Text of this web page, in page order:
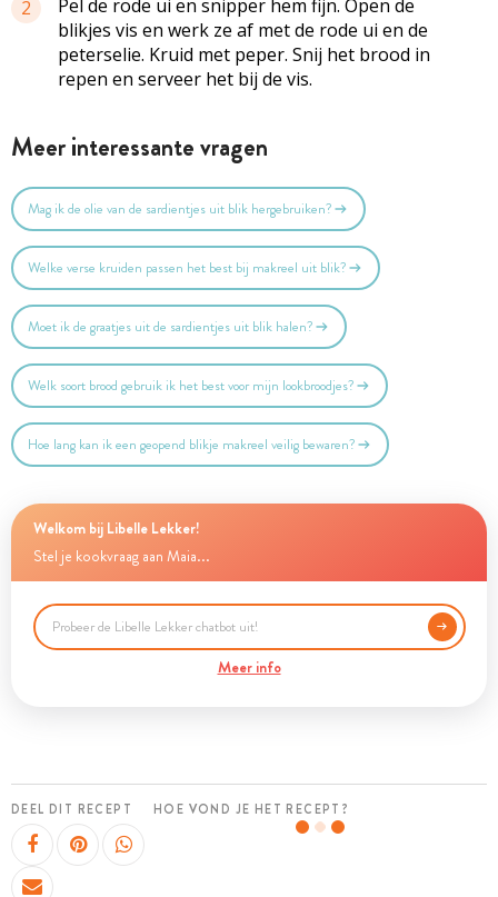
2
Pel de rode ui en snipper hem fijn. Open de
blikjes vis en werk ze af met de rode ui en de
peterselie. Kruid met peper. Snij het brood in
repen en serveer het bij de vis.
Meer interessante vragen
Mag ik de olie van de sardientjes uit blik hergebruiken?
Welke verse kruiden passen het best bij makreel uit blik?
Moet ik de graatjes uit de sardientjes uit blik halen?
Welk soort brood gebruik ik het best voor mijn lookbroodjes?
Hoe lang kan ik een geopend blikje makreel veilig bewaren?
Welkom bij Libelle Lekker!
Stel je kookvraag aan Maia...
Meer info
DEEL DIT RECEPT HOE VOND JE HET RECEPT?